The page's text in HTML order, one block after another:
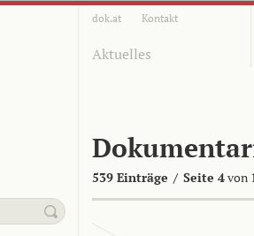
dok.at Kontakt
Aktuelles
539 Einträge / Seite 4von